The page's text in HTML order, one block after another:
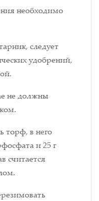
необходимо
следует
удобрений,
не должны
торф, в него
и 25 г
считается